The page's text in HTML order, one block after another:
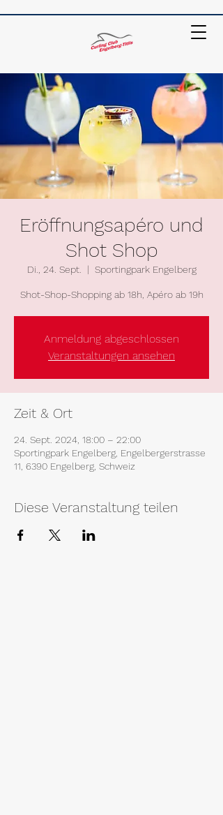
Eröffnungsapéro und
Shot Shop
Di., 24. Sept.
  |
Sportingpark Engelberg
Shot-Shop-Shopping ab 18h, Apéro ab 19h
Anmeldung abgeschlossen
Veranstaltungen ansehen
Zeit & Ort
24. Sept. 2024, 18:00 – 22:00
Sportingpark Engelberg, Engelbergerstrasse
11, 6390 Engelberg, Schweiz
Diese Veranstaltung teilen